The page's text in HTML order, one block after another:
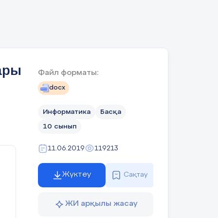
Файл форматы:
docx
Информатика Басқа
10 сынып
11.06.2019 119213
Жүктеу Сақтау
ЖИ арқылы жасау